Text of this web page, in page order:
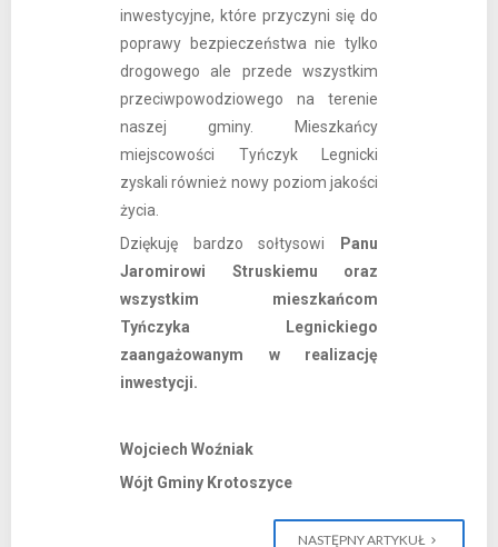
inwestycyjne, które przyczyni się do
poprawy bezpieczeństwa nie tylko
drogowego ale przede wszystkim
przeciwpowodziowego na terenie
naszej gminy. Mieszkańcy
miejscowości Tyńczyk Legnicki
zyskali również nowy poziom jakości
życia.
Dziękuję bardzo sołtysowi
Panu
Jaromirowi Struskiemu
oraz
wszystkim mieszkańcom
Tyńczyka Legnickiego
zaangażowanym w realizację
inwestycji.
Wojciech Woźniak
Wójt Gminy Krotoszyce
NASTĘPNY ARTYKUŁ